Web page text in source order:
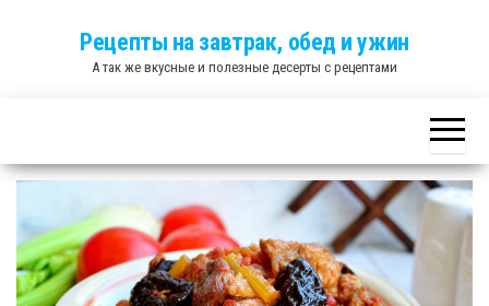
Рецепты на завтрак, обед и ужин
А так же вкусные и полезные десерты с рецептами